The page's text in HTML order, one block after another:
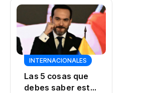
INTERNACIONALES
Las 5 cosas que
debes saber este